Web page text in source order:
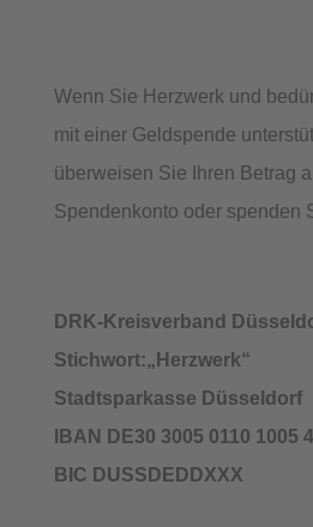
Wenn Sie Herzwerk und
mit einer Geldspende
überweisen Sie Ihren Betrag
Spendenkonto oder spenden
DRK-Kreisverband
Stichwort:„Herzwerk“
Stadtsparkasse Düsseldorf
IBAN DE30 3005 0110 1005
BIC DUSSDEDDXXX